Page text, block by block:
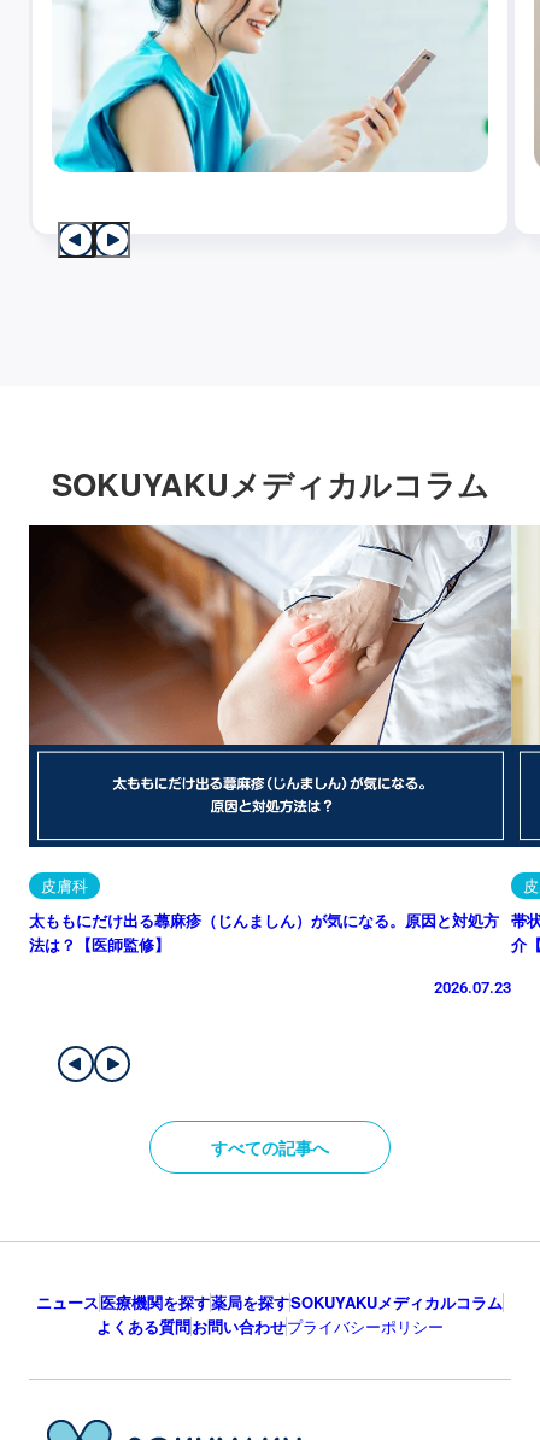
SOKUYAKUメディカルコラム
皮膚科
太ももにだけ出る蕁麻疹（じんましん）が気になる。原因と対処方
法は？【医師監修】
2026.07.23
帯
介
すべての記事へ
ニュース医療機関を探す薬局を探すSOKUYAKUメディカルコラム
よくある質問お問い合わせプライバシーポリシー